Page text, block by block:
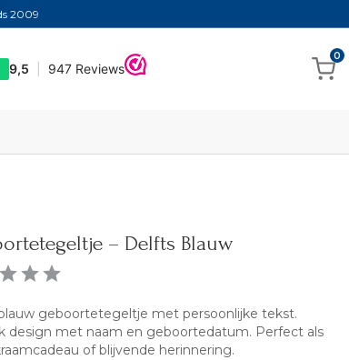
2009
0
– Delfts Blauw
geboortetegeltje met persoonlijke tekst.
design met naam en geboortedatum. Perfect als
of blijvende herinnering.